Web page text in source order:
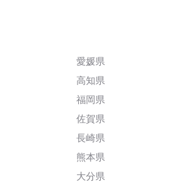
愛媛県
高知県
福岡県
佐賀県
長崎県
熊本県
大分県